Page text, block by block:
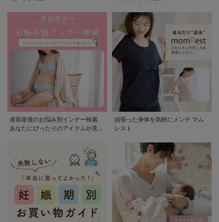
産前産後のお悩み別インナー検索
あなたにぴったりのアイテムが見つ
頑張った身体を気軽にメンテ マム
レスト